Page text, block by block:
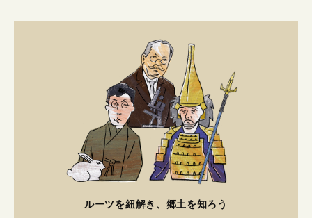
ルーツを紐解き、郷土を知ろう